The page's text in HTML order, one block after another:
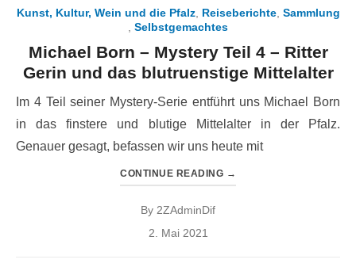
Kunst, Kultur, Wein und die Pfalz, Reiseberichte, Sammlung
, Selbstgemachtes
Michael Born – Mystery Teil 4 – Ritter
Gerin und das blutruenstige Mittelalter
Im 4 Teil seiner Mystery-Serie entführt uns Michael Born
in das finstere und blutige Mittelalter in der Pfalz.
Genauer gesagt, befassen wir uns heute mit
CONTINUE READING →
By 2ZAdminDif
Posted
2. Mai 2021